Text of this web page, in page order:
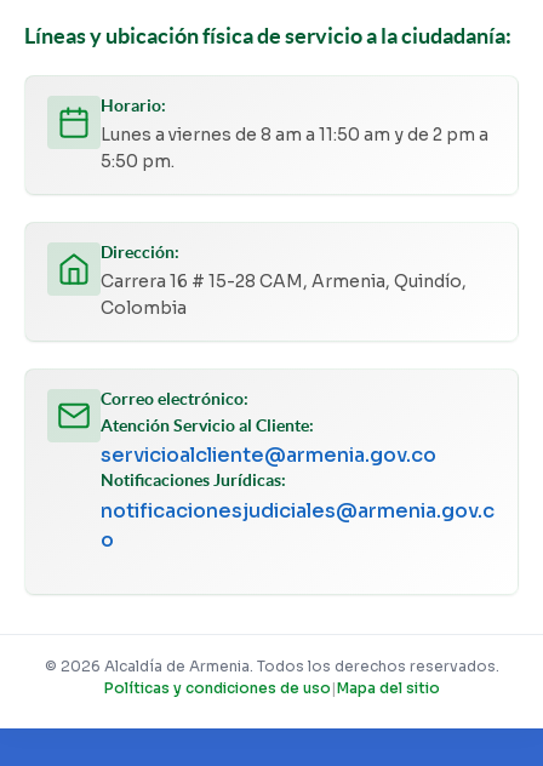
Líneas y ubicación física de servicio a la ciudadanía:
Horario:
Lunes a viernes de 8 am a 11:50 am y de 2 pm a
5:50 pm.
Dirección:
Carrera 16 # 15-28 CAM, Armenia, Quindío,
Colombia
Correo electrónico:
Atención Servicio al Cliente:
servicioalcliente@armenia.gov.co
Notificaciones Jurídicas:
notificacionesjudiciales@armenia.gov.c
o
© 2026 Alcaldía de Armenia. Todos los derechos reservados.
Políticas y condiciones de uso |Mapa del sitio